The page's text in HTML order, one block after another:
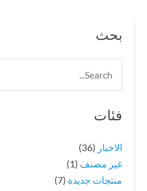
بحث
البحث
عن:
فئات
الاخبار (36)
غير مصنف (1)
منتجات جديدة (7)